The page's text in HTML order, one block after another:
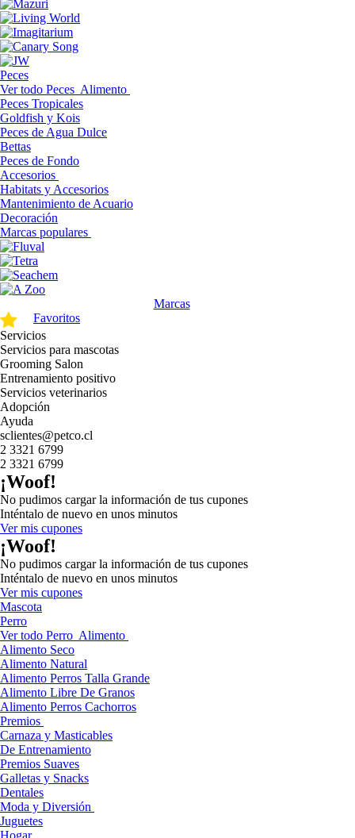
Peces
Ver todo Peces Alimento
Peces Tropicales
Goldfish y Kois
Peces de Agua Dulce
Bettas
Peces de Fondo
Accesorios
Habitats y Accesorios
Mantenimiento de Acuario
Decoración
Marcas populares
Marcas
Favoritos
Servicios
Servicios para mascotas
Grooming Salon
Entrenamiento positivo
Servicios veterinarios
Adopción
Ayuda
sclientes@petco.cl
2 3321 6799
2 3321 6799
¡Woof!
No pudimos cargar la información de tus cupones
Inténtalo de nuevo en unos minutos
Ver mis cupones
¡Woof!
No pudimos cargar la información de tus cupones
Inténtalo de nuevo en unos minutos
Ver mis cupones
Mascota
Perro
Ver todo Perro Alimento
Alimento Seco
Alimento Natural
Alimento Perros Talla Grande
Alimento Libre De Granos
Alimento Perros Cachorros
Premios
Carnaza y Masticables
De Entrenamiento
Premios Suaves
Galletas y Snacks
Dentales
Moda y Diversión
Juguetes
Hogar